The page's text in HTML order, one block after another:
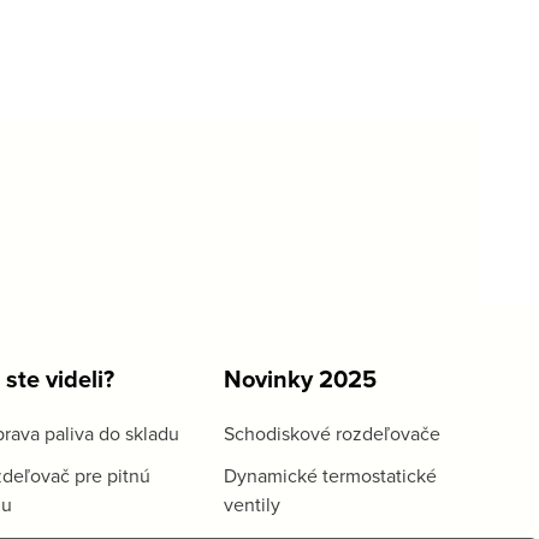
videli?
paliva do skladu
pre pitnú
Novinky 2025
Schodiskové rozdeľovače
Dynamické termostatické
ventily